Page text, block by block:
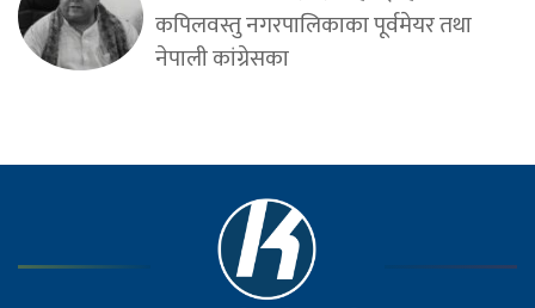
कपिलवस्तु नगरपालिकाका पूर्वमेयर तथा
नेपाली कांग्रेसका